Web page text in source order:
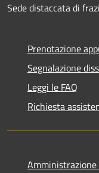
Sede distaccata di
Prenotazione
Segnalazione
Leggi le FAQ
Richiesta